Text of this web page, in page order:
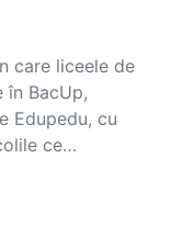
care liceele de
în BacUp,
Edupedu, cu
ce…